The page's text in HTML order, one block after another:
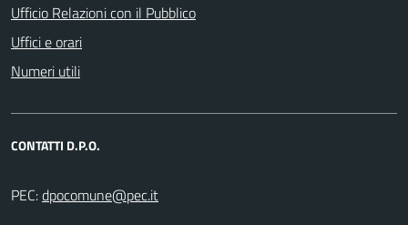
Ufficio Relazioni con il Pubblico
Uffici e orari
Numeri utili
CONTATTI D.P.O.
PEC: